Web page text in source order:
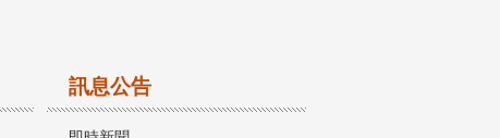
訊息公告